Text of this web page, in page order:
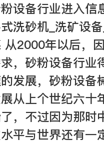
设备行业进入信
洗砂机_洗矿设
从2000年以后，
，砂粉设备行业
发展，砂粉设备
从上个世纪六十
，不过因为那时
平与世界还有一